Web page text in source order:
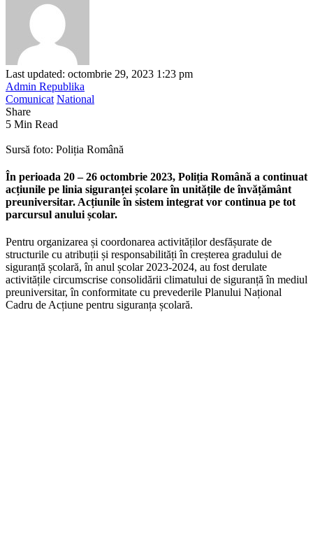
Last updated: octombrie 29, 2023 1:23 pm
Admin Republika
Comunicat National
Share
5 Min Read
Sursă foto: Poliția Română
În perioada 20 – 26 octombrie 2023, Poliția Română a continuat
acțiunile pe linia siguranței școlare în unitățile de învățământ
preuniversitar. Acțiunile în sistem integrat vor continua pe tot
parcursul anului școlar.
Pentru organizarea și coordonarea activităților desfășurate de
structurile cu atribuții și responsabilități în creșterea gradului de
siguranță școlară, în anul școlar 2023-2024, au fost derulate
activitățile circumscrise consolidării climatului de siguranță în mediul
preuniversitar, în conformitate cu prevederile Planului Național
Cadru de Acțiune pentru siguranța școlară.